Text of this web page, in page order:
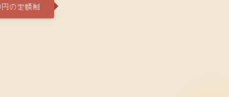
の定額制